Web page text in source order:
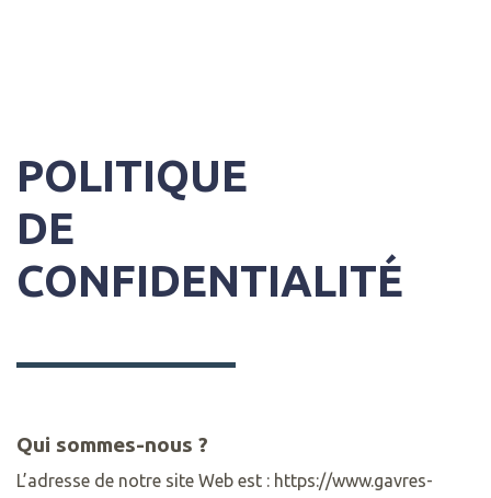
POLITIQUE
DE
CONFIDENTIALITÉ
Qui sommes-nous ?
L’adresse de notre site Web est : https://www.gavres-